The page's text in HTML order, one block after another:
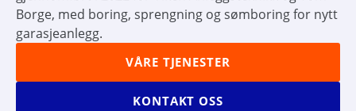
Borge, med boring, sprengning og sømboring for nytt
garasjeanlegg.
VÅRE TJENESTER
KONTAKT OSS